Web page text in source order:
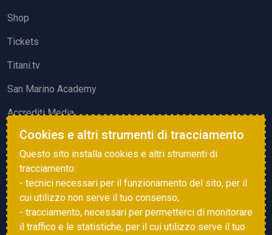
Shop
Tickets
Titani.tv
San Marino Academy
Accrediti Media
ATTIVITÀ ED EVENTI
Squadre di Calcio
Associazione Sammarinese Arbitri
Vota gol e parata
Cookies e altri strumenti di tracciamento
Questo sito installa cookies e altri strumenti di
tracciamento:
- tecnici necessari per il funzionamento del sito, per il
cui utilizzo non serve il tuo consenso;
- tracciamento, necessari per permetterci di monitorare
il traffico e le statistiche, per il cui utilizzo serve il tuo